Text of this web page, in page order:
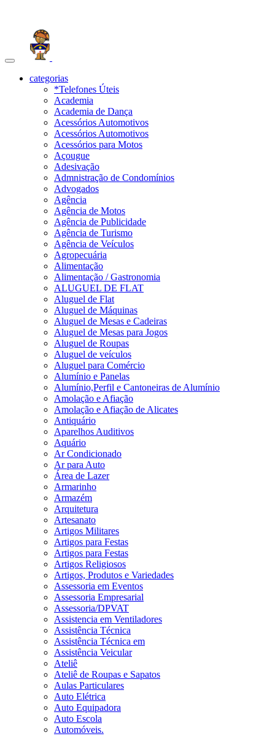
Toggle
navigationcategorias
*Telefones Úteis
Academia
Academia de Dança
Acessórios Automotivos
Acessórios Automotivos
Acessórios para Motos
Açougue
Adesivação
Admnistração de Condomínios
Advogados
Agência
Agência de Motos
Agência de Publicidade
Agência de Turismo
Agência de Veículos
Agropecuária
Alimentação
Alimentação / Gastronomia
ALUGUEL DE FLAT
Aluguel de Flat
Aluguel de Máquinas
Aluguel de Mesas e Cadeiras
Aluguel de Mesas para Jogos
Aluguel de Roupas
Aluguel de veículos
Aluguel para Comércio
Alumínio e Panelas
Alumínio,Perfil e Cantoneiras de Alumínio
Amolação e Afiação
Amolação e Afiação de Alicates
Antiquário
Aparelhos Auditivos
Aquário
Ar Condicionado
Ar para Auto
Área de Lazer
Armarinho
Armazém
Arquitetura
Artesanato
Artigos Militares
Artigos para Festas
Artigos para Festas
Artigos Religiosos
Artigos, Produtos e Variedades
Assessoria em Eventos
Assessoria Empresarial
Assessoria/DPVAT
Assistencia em Ventiladores
Assistência Técnica
Assistência Técnica em
Assistência Veicular
Ateliê
Ateliê de Roupas e Sapatos
Aulas Particulares
Auto Elétrica
Auto Equipadora
Auto Escola
Automóveis.